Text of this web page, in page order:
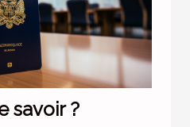
savoir ?